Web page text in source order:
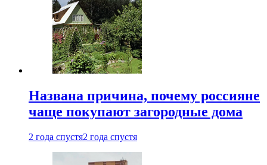
Названа причина, почему россияне
чаще покупают загородные дома
2 года спустя2 года спустя